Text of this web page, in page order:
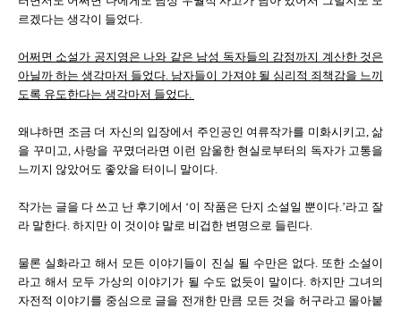
르겠다는 생각이 들었다.
어쩌면 소설가 공지영은 나와 같은 남성 독자들의 감정까지 계산한 것은
아닐까 하는 생각마저 들었다. 남자들이 가져야 될 심리적 죄책감을 느끼
도록 유도한다는 생각마저 들었다.
왜냐하면 조금 더 자신의 입장에서 주인공인 여류작가를 미화시키고, 삶
을 꾸미고, 사랑을 꾸몄더라면 이런 암울한 현실로부터의 독자가 고통을
느끼지 않았어도 좋았을 터이니 말이다.
작가는 글을 다 쓰고 난 후기에서 ‘이 작품은 단지 소설일 뿐이다.’라고 잘
라 말한다. 하지만 이 것이야 말로 비겁한 변명으로 들린다.
물론 실화라고 해서 모든 이야기들이 진실 될 수만은 없다. 또한 소설이
라고 해서 모두 가상의 이야기가 될 수도 없듯이 말이다. 하지만 그녀의
자전적 이야기를 중심으로 글을 전개한 만큼 모든 것을 허구라고 몰아붙